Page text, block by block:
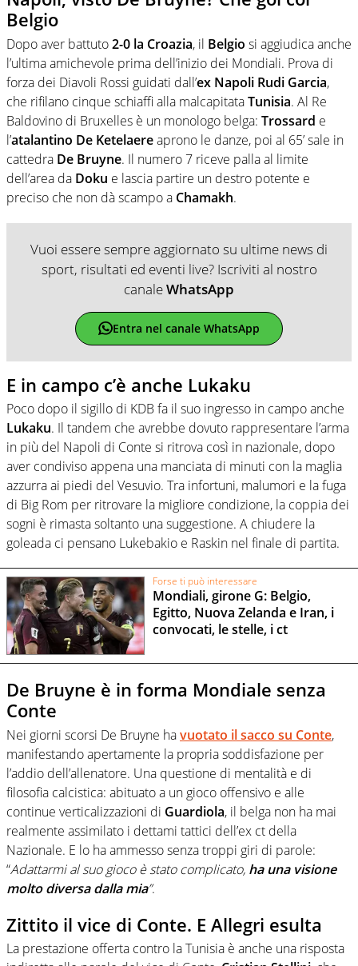
Belgio
Dopo aver battuto2-0 la Croazia, il Belgio si aggiudica anche
l’ultima amichevole prima dell’inizio dei Mondiali. Prova di
forza dei Diavoli Rossi guidati dall’ex Napoli Rudi Garcia,
che rifilano cinque schiaffi alla malcapitataTunisia. Al Re
Baldovino di Bruxelles è un monologo belga: Trossard e
l’atalantino De Ketelaereaprono le danze, poi al 65’ sale in
cattedra De Bruyne. Il numero 7 riceve palla al limite
dell’area da Doku e lascia partire un destro potente e
preciso che non dà scampo a Chamakh.
Vuoi essere sempre aggiornato su ultime news di
sport, risultati ed eventi live? Iscriviti al nostro
canaleWhatsApp
Entra nel canale WhatsApp
E in campo c’è anche Lukaku
Poco dopo il sigillo di KDB fa il suo ingresso in campo anche
Lukaku. Il tandem che avrebbe dovuto rappresentare l’arma
in più del Napoli di Conte si ritrova così in nazionale, dopo
aver condiviso appena una manciata di minuti con la maglia
azzurra ai piedi del Vesuvio. Tra infortuni, malumori e la fuga
di Big Rom per ritrovare la migliore condizione, la coppia dei
sogni è rimasta soltanto una suggestione. A chiudere la
goleada ci pensano Lukebakio e Raskin nel finale di partita.
Forse ti può interessare
Mondiali, girone G: Belgio,
Egitto, Nuova Zelanda e Iran, i
convocati, le stelle, i ct
De Bruyne è in forma Mondiale senza
Conte
Nei giorni scorsi De Bruyne havuotato il sacco su Conte,
manifestando apertamente la propria soddisfazione per
l’addio dell’allenatore. Una questione di mentalità e di
filosofia calcistica: abituato a un gioco offensivo e alle
continue verticalizzazioni di Guardiola, il belga non ha mai
realmente assimilato i dettami tattici dell’ex ct della
Nazionale. E lo ha ammesso senza troppi giri di parole:
“Adattarmi al suo gioco è stato complicato, ha una visione
molto diversa dalla mia”.
Zittito il vice di Conte. E Allegri esulta
La prestazione offerta contro la Tunisia è anche una risposta